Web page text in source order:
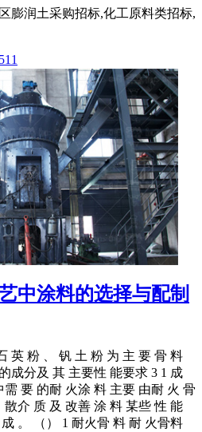
膨润土采购招标,化工原料类招标,
中涂料的选择与配制
英 粉 、 钒 土 粉 为 主 要 骨 料
成分及 其 主要性 能要求 3 1 成
要 的耐 火涂 料 主要 由耐 火 骨
介 质 及 改善 涂 料 某些 性 能
。 （） 1 耐火骨 料 耐 火骨料